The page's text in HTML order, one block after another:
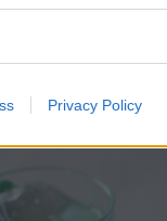
Privacy Policy